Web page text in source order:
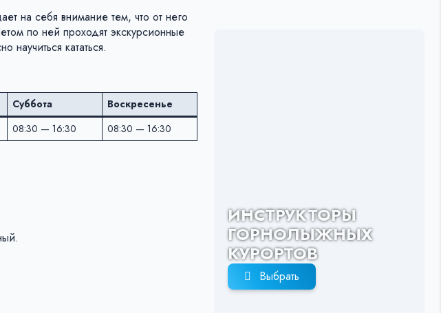
на себя внимание тем, что от него
по ней проходят экскурсионные
кататься.
Суббота
Воскресенье
08:30 — 16:30 08:30 — 16:30
ИНСТРУКТОРЫ
ГОРНОЛЫЖНЫХ
КУРОРТОВ
Выбрать